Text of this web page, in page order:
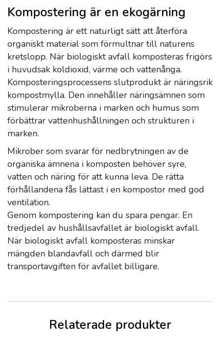
Kompostering är en ekogärning
Kompostering är ett naturligt sätt att återföra
organiskt material som förmultnar till naturens
kretslopp. När biologiskt avfall komposteras frigörs
i huvudsak koldioxid, värme och vattenånga.
Komposteringsprocessens slutprodukt är näringsrik
kompostmylla. Den innehåller näringsämnen som
stimulerar mikroberna i marken och humus som
förbättrar vattenhushållningen och strukturen i
marken.
Mikrober som svarar för nedbrytningen av de
organiska ämnena i komposten behöver syre,
vatten och näring för att kunna leva. De rätta
förhållandena fås lättast i en kompostor med god
ventilation.
Genom kompostering kan du spara pengar. En
tredjedel av hushållsavfallet är biologiskt avfall.
När biologiskt avfall komposteras minskar
mängden blandavfall och därmed blir
transportavgiften för avfallet billigare.
Relaterade produkter